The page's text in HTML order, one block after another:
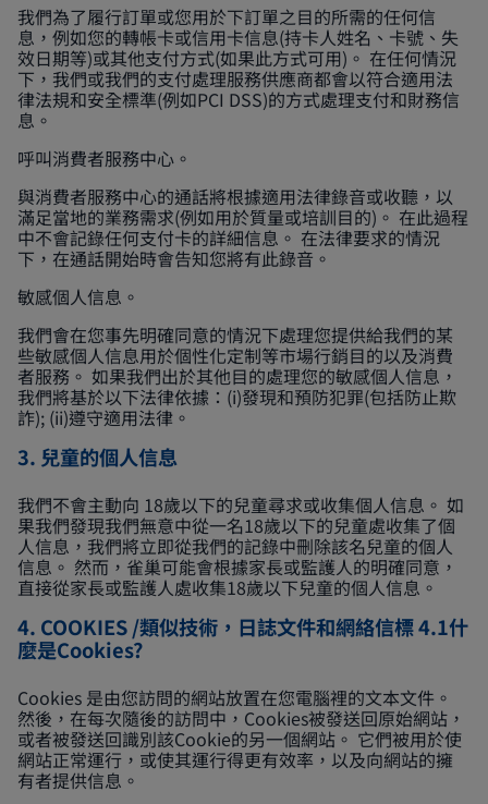
我們為了履行訂單或您用於下訂單之目的所需的任何信
息，例如您的轉帳卡或信用卡信息(持卡人姓名、卡號、失
效日期等)或其他支付方式(如果此方式可用)。 在任何情況
下，我們或我們的支付處理服務供應商都會以符合適用法
律法規和安全標準(例如PCI DSS)的方式處理支付和財務信
息。
呼叫消費者服務中心。
與消費者服務中心的通話將根據適用法律錄音或收聽，以
滿足當地的業務需求(例如用於質量或培訓目的)。 在此過程
中不會記錄任何支付卡的詳細信息。 在法律要求的情況
下，在通話開始時會告知您將有此錄音。
敏感個人信息。
我們會在您事先明確同意的情況下處理您提供給我們的某
些敏感個人信息用於個性化定制等市場行銷目的以及消費
者服務。 如果我們出於其他目的處理您的敏感個人信息，
我們將基於以下法律依據：(i)發現和預防犯罪(包括防止欺
詐); (ii)遵守適用法律。
3. 兒童的個人信息
我們不會主動向 18歲以下的兒童尋求或收集個人信息。 如
果我們發現我們無意中從一名18歲以下的兒童處收集了個
人信息，我們將立即從我們的記錄中刪除該名兒童的個人
信息。 然而，雀巢可能會根據家長或監護人的明確同意，
直接從家長或監護人處收集18歲以下兒童的個人信息。
4. COOKIES /類似技術，日誌文件和網絡信標 4.1什
麼是Cookies?
Cookies 是由您訪問的網站放置在您電腦裡的文本文件。
然後，在每次隨後的訪問中，Cookies被發送回原始網站，
或者被發送回識別該Cookie的另一個網站。 它們被用於使
網站正常運行，或使其運行得更有效率，以及向網站的擁
有者提供信息。